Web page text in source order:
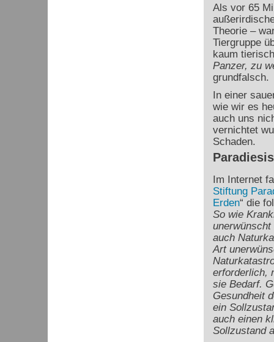
Als vor 65
Theorie –
Tiergruppe
kaum
Panzer, zu
grundfalsch.
In einer
wie wir es
auch uns
vernichtet
Schaden.
Im Internet
Stiftung
Erden“ die
So wie
auch
Art
erforderlich,
sie Bedarf.
Gesundheit
ein
auch einen
Sollzustand